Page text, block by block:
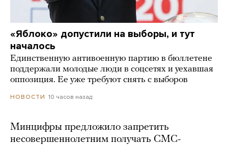
«Яблоко» допустили на выборы, и тут
началось
Единственную антивоенную партию в бюллетене
поддержали молодые люди в соцсетях и уехавшая
оппозиция. Ее уже требуют снять с выборов
НОВОСТИ 10 часов назад
Минцифры предложило запретить
несовершеннолетним получать СМС-